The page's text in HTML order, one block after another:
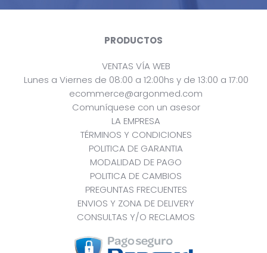
PRODUCTOS
VENTAS VÍA WEB
Lunes a Viernes de 08:00 a 12:00hs y de 13:00 a 17:00
ecommerce@argonmed.com
Comuníquese con un asesor
LA EMPRESA
TÉRMINOS Y CONDICIONES
POLITICA DE GARANTIA
MODALIDAD DE PAGO
POLITICA DE CAMBIOS
PREGUNTAS FRECUENTES
ENVIOS Y ZONA DE DELIVERY
CONSULTAS Y/O RECLAMOS